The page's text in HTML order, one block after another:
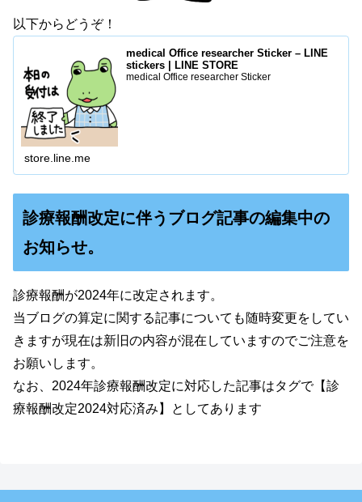
以下からどうぞ！
medical Office researcher Sticker – LINE
stickers | LINE STORE
medical Office researcher Sticker
store.line.me
診療報酬改定に伴うブログ記事の編集中の
お知らせ。
診療報酬が2024年に改定されます。
当ブログの算定に関する記事についても随時変更をしてい
きますが現在は新旧の内容が混在していますのでご注意を
お願いします。
なお、2024年診療報酬改定に対応した記事はタグで【診
療報酬改定2024対応済み】としてあります